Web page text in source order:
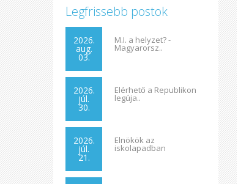
Legfrissebb postok
2026.
aug.
03.
M.I. a helyzet? -
Magyarorsz..
2026.
júl.
30.
Elérhető a Republikon
legúja..
2026.
júl.
21.
Elnökök az
iskolapadban